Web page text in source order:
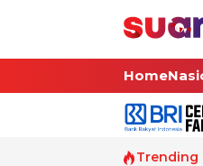
Home
Trending